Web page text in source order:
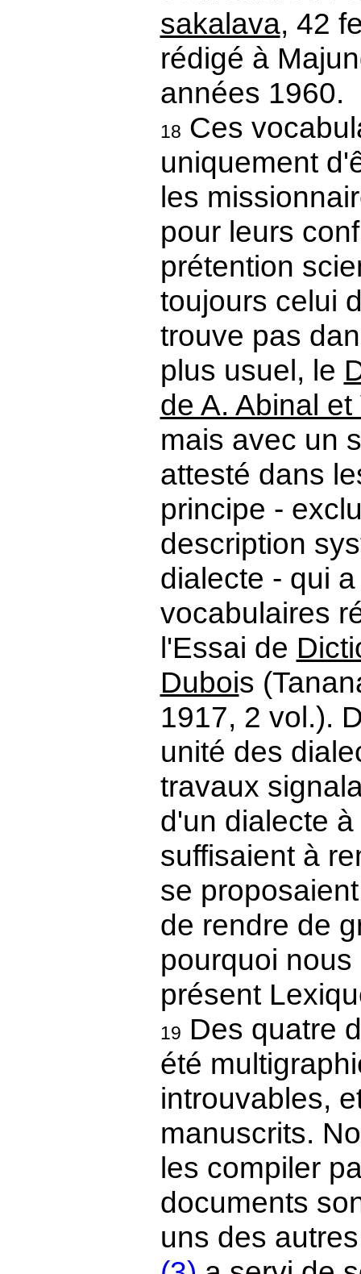
sakalava, 42
rédigé à
années 1960.
18 Ces
uniquement
les
pour leurs
prétention
toujours celui
trouve pas
plus usuel, le
de A. Abinal
mais avec un
attesté dans
principe -
description
dialecte - qui
vocabulaires
l'Essai de
Dubois
1917, 2 vol.).
unité des
travaux
d'un dialecte
suffisaient à
se
de rendre de
pourquoi
présent
19 Des quatre
été
introuvables,
manuscrits.
les compiler
documents
uns des